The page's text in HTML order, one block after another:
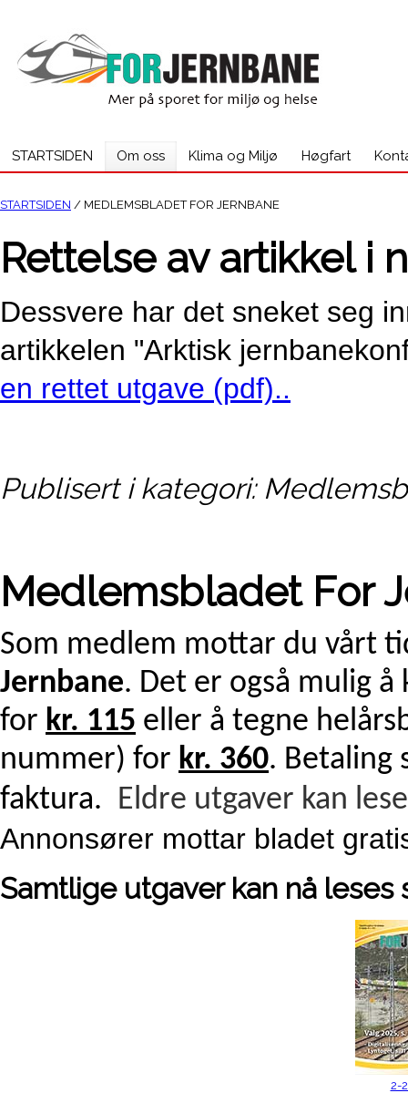
STARTSIDEN Om oss Klima og Miljø Høgfart
STARTSIDEN / MEDLEMSBLADET FOR JERNBANE
Rettelse av artikkel i
Dessvere har det sneket seg
artikkelen "Arktisk
en rettet utgave (pdf)..
Publisert i kategori:
Medlemsbladet For
Som medlem mottar du vårt
Jernbane. Det er også mulig
for kr. 115 eller å tegne
nummer) for kr. 360. Betaling
faktura. Eldre utgaver kan
Annonsører mottar bladet
Samtlige utgaver kan nå leses
2-